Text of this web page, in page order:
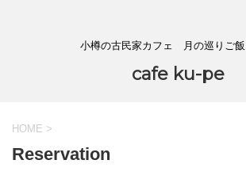
小樽の古民家カフェ 月の巡りご飯
cafe ku-pe
HOME >
Reservation